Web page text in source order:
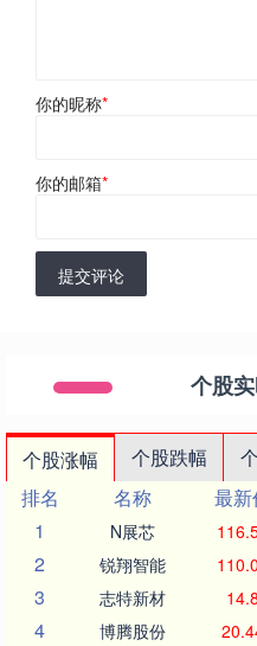
你的昵称*
你的邮箱*
提交评论
个股
个股涨幅 个股跌幅
排名
名称 最新
1
N展芯
2 锐翔智能
3 志特新材 14.8
4 博腾股份